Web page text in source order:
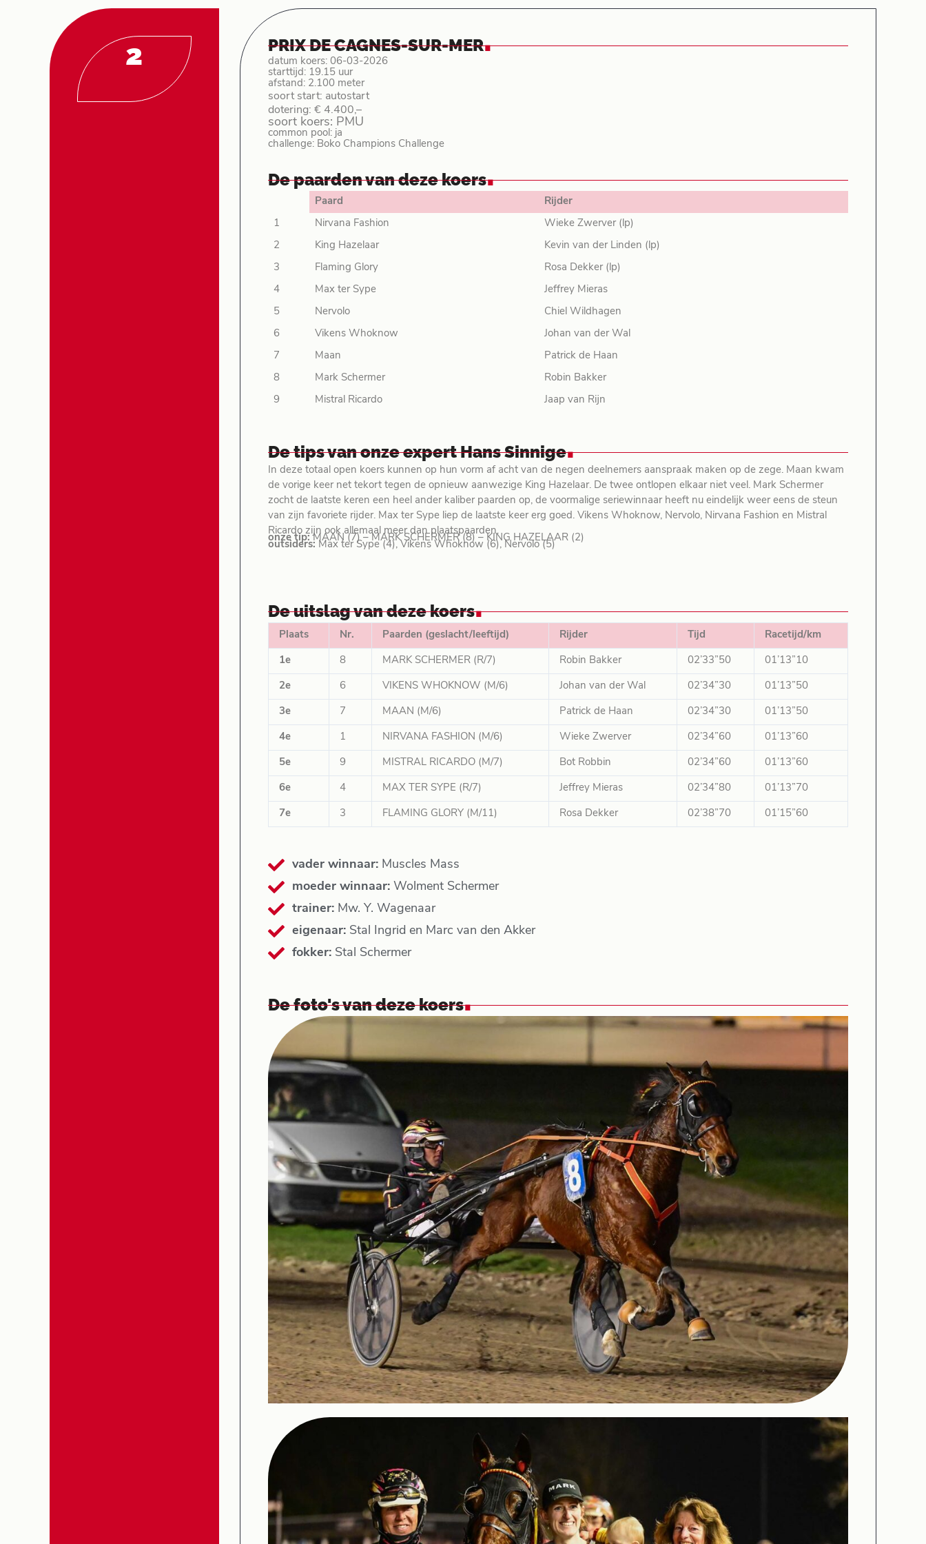
2 PRIX DE CAGNES-SUR-MER.
datum koers: 06-03-2026
starttijd: 19.15 uur
afstand: 2.100 meter
soort start: autostart
dotering: € 4.400,–
soort koers: PMU
common pool: ja
challenge: Boko Champions Challenge
De paarden van deze koers.
Paard Rijder
1 Nirvana Fashion Wieke Zwerver (lp)
2 King Hazelaar Kevin van der Linden (lp)
3 Flaming Glory Rosa Dekker (lp)
4 Max ter Sype Jeffrey Mieras
5 Nervolo Chiel Wildhagen
6 Vikens Whoknow Johan van der Wal
7 Maan Patrick de Haan
8 Mark Schermer Robin Bakker
9 Mistral Ricardo Jaap van Rijn
De tips van onze expert Hans Sinnige.
In deze totaal open koers kunnen op hun vorm af acht van de negen deelnemers aanspraak maken op de zege. Maan kwam
de vorige keer net tekort tegen de opnieuw aanwezige King Hazelaar. De twee ontlopen elkaar niet veel. Mark Schermer
zocht de laatste keren een heel ander kaliber paarden op, de voormalige seriewinnaar heeft nu eindelijk weer eens de steun
van zijn favoriete rijder. Max ter Sype liep de laatste keer erg goed. Vikens Whoknow, Nervolo, Nirvana Fashion en Mistral
Ricardo zijn ook allemaal meer dan plaatspaarden.
onze tip: MAAN (7) – MARK SCHERMER (8) – KING HAZELAAR (2)
outsiders: Max ter Sype (4), Vikens Whoknow (6), Nervolo (5)
De uitslag van deze koers.
Plaats Nr. Paarden (geslacht/leeftijd) Rijder Tijd Racetijd/km
1e 8 MARK SCHERMER (R/7) Robin Bakker 02’33”50 01’13”10
2e 6 VIKENS WHOKNOW (M/6) Johan van der Wal 02’34”30 01’13”50
3e 7 MAAN (M/6) Patrick de Haan 02’34”30 01’13”50
4e 1 NIRVANA FASHION (M/6) Wieke Zwerver 02’34”60 01’13”60
5e 9 MISTRAL RICARDO (M/7) Bot Robbin 02’34”60 01’13”60
6e 4 MAX TER SYPE (R/7) Jeffrey Mieras 02’34”80 01’13”70
7e 3 FLAMING GLORY (M/11) Rosa Dekker 02’38”70 01’15”60
vader winnaar:Muscles Mass
moeder winnaar:Wolment Schermer
trainer:Mw. Y. Wagenaar
eigenaar:Stal Ingrid en Marc van den Akker
fokker:Stal Schermer
De foto's van deze koers.